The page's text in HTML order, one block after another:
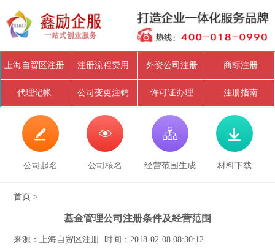
上海自贸区注册 注册流程费用 外资公司注册 商标注册
代理记帐 公司变更注销 许可证办理 注册指南

公司起名

公司核名

经营范围生成

材料下载
首页 >
基金管理公司注册条件及经营范围
来源：上海自贸区注册 时间：2018-02-08 08:30:12